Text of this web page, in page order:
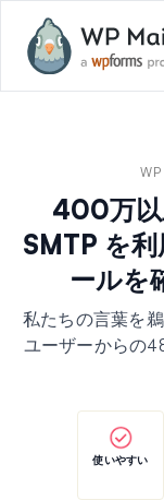
400万以
SMTP を
ールを
私たちの言葉を
ユーザーからの
使いやすい